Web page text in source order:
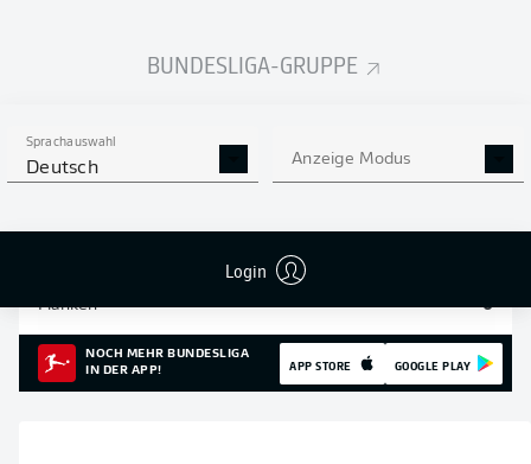
BUNDESLIGA-GRUPPE
Sprachauswahl
Deutsch Anzeige Modus
Login
Intensive Läufe
Flanken 6
NOCH MEHR BUNDESLIGA
IN DER APP!
APP STORE GOOGLE PLAY